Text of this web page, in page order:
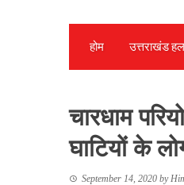
होम उत्तराखंड
चारधाम
घाटियों के
September 14, 2020 by